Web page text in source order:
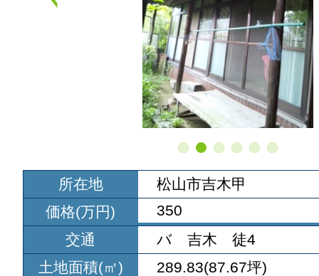
所在地
松山市吉木甲
価格(万円)
350
交通
バ 吉木 徒4
土地面積(㎡)
289.83(87.67坪)